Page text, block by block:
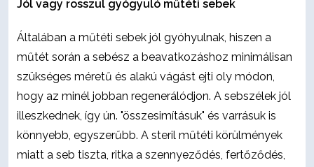
Jól vagy rosszul gyógyuló műtéti sebek
Általában a műtéti sebek jól gyóhyulnak, hiszen a
műtét során a sebész a beavatkozáshoz minimálisan
szükséges méretű és alakú vágást ejti oly módon,
hogy az minél jobban regenerálódjon. A sebszélek jól
illeszkednek, így ún. "összesimításuk" és varrásuk is
könnyebb, egyszerűbb. A steril műtéti körülmények
miatt a seb tiszta, ritka a szennyeződés, fertőződés,